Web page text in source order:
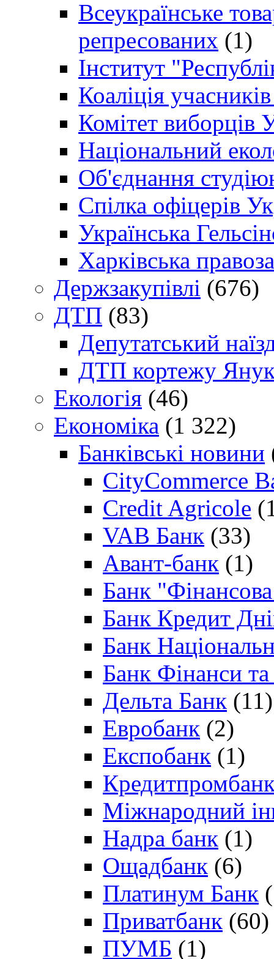
Всеукраїнське
репресованих (1)
Інститут
Коаліція
Комітет виборців
Національний
Об'єднання
Спілка офіцерів
Українська
Харківська
Держзакупівлі (676)
ДТП (83)
Депутатський
ДТП кортежу
Екологія (46)
Економіка (1 322)
Банківські новини
CityCommerce
Credit Agricole
VAB Банк (33)
Авант-банк (1)
Банк "Фінансова
Банк Кредит
Банк
Банк Фінанси
Дельта Банк (11)
Евробанк (2)
Експобанк (1)
Міжнародний
Надра банк (1)
Ощадбанк (6)
Платинум Банк
Приватбанк (60)
ПУМБ (1)